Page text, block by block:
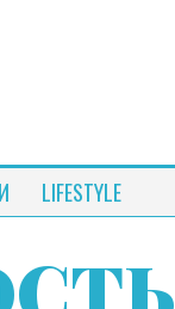
LIFESTYLE